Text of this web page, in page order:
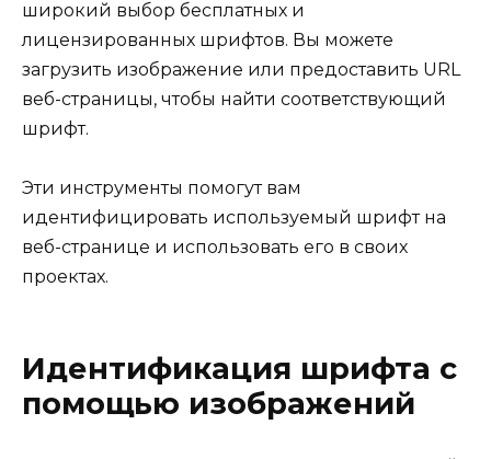
широкий выбор бесплатных и
лицензированных шрифтов. Вы можете
загрузить изображение или предоставить URL
веб-страницы, чтобы найти соответствующий
шрифт.
Эти инструменты помогут вам
идентифицировать используемый шрифт на
веб-странице и использовать его в своих
проектах.
Идентификация шрифта с
помощью изображений